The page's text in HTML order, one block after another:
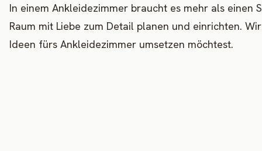
In einem Ankleidezimmer braucht es mehr als einen
Raum mit Liebe zum Detail planen und einrichten.
Ideen fürs Ankleidezimmer umsetzen möchtest.